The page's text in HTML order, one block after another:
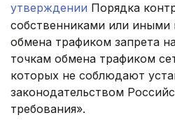
утверждении Порядка
собственниками или иными
обмена трафиком запрета
точкам обмена трафиком
которых не соблюдают
законодательством
требования».